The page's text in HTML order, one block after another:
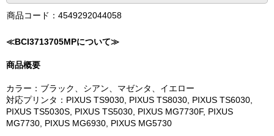
商品コード：4549292044058
≪BCI3713705MPについて≫
商品概要
カラー：ブラック、シアン、マゼンタ、イエロー
対応プリンタ：PIXUS TS9030, PIXUS TS8030, PIXUS TS6030,
PIXUS TS5030S, PIXUS TS5030, PIXUS MG7730F, PIXUS
MG7730, PIXUS MG6930, PIXUS MG5730